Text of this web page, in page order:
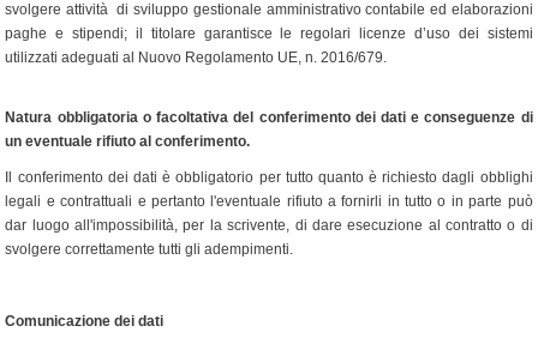
svolgere attività di sviluppo gestionale amministrativo contabile ed elaborazioni
paghe e stipendi; il titolare garantisce le regolari licenze d’uso dei sistemi
utilizzati adeguati al Nuovo Regolamento UE, n. 2016/679.
Natura obbligatoria o facoltativa del conferimento dei dati e conseguenze di
un eventuale rifiuto al conferimento.
Il conferimento dei dati è obbligatorio per tutto quanto è richiesto dagli obblighi
legali e contrattuali e pertanto l'eventuale rifiuto a fornirli in tutto o in parte può
dar luogo all'impossibilità, per la scrivente, di dare esecuzione al contratto o di
svolgere correttamente tutti gli adempimenti.
Comunicazione dei dati